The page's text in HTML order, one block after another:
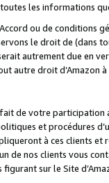
les informations
ou de conditions
le droit de (dans
autrement due en
autre droit
de votre
et procédures
à ces clients
de nos clients vous
sur le Site